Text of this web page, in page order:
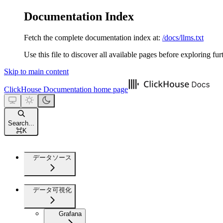
Documentation Index
Fetch the complete documentation index at: /docs/llms.txt
Use this file to discover all available pages before exploring
Skip to main content
ClickHouse Documentation home page
Search...
⌘K
データソース
データ可視化
Grafana